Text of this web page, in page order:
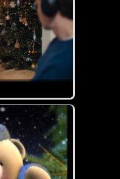
finde das richtige
wir unsere Gefühle